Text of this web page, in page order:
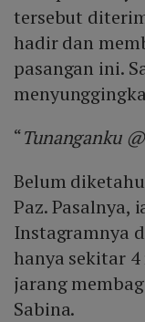
tersebut
hadir dan
pasangan ini.
“Tunanganku
Belum
Paz. Pasalnya,
Instagramnya
hanya sekitar
jarang
Sabina.